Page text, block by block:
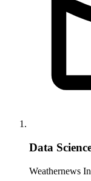
Data
Weathernews